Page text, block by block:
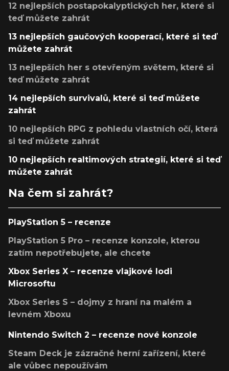
12 nejlepších postapokalyptických her, které si
teď můžete zahrát
13 nejlepších gaučových kooperací, které si teď
můžete zahrát
13 nejlepších her s otevřeným světem, které si
teď můžete zahrát
14 nejlepších survivalů, které si teď můžete
zahrát
10 nejlepších RPG z pohledu vlastních očí, která
si teď můžete zahrát
10 nejlepších realtimových strategií, které si teď
můžete zahrát
Na čem si zahrát?
PlayStation 5 – recenze
PlayStation 5 Pro – recenze konzole, kterou
zatím nepotřebujete, ale chcete
Xbox Series X – recenze vlajkové lodi
Microsoftu
Xbox Series S – dojmy z hraní na malém a
levném Xboxu
Nintendo Switch 2 – recenze nové konzole
Steam Deck je zázračné herní zařízení, které
ale vůbec nepoužívám